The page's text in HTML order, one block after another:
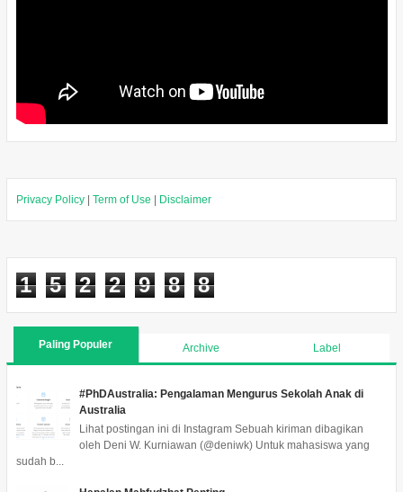
Privacy Policy| Term of Use Disclaimer
1 5 2 2 9 8 8
Paling Populer Archive Label
#PhDAustralia: Pengalaman Mengurus Sekolah Anak di
Australia
Lihat postingan ini di Instagram Sebuah kiriman dibagikan
oleh Deni W. Kurniawan (@deniwk) Untuk mahasiswa yang
sudah b...